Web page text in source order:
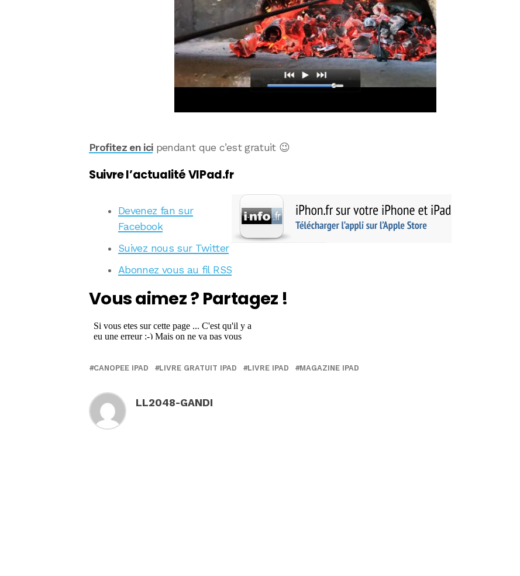
Profitez en icipendant que c’est gratuit 😉
Suivre l’actualité VIPad.fr
Devenez fan sur
Facebook
Suivez nous sur Twitter
Abonnez vous au fil RSS
Vous aimez ? Partagez !
CANOPEE IPAD LIVRE GRATUIT IPAD LIVRE IPAD MAGAZINE IPAD
LL2048-GANDI